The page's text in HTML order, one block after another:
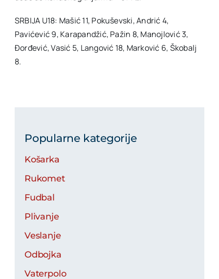
SRBIJA U18: Mašić 11, Pokuševski, Andrić 4,
Pavićević 9, Karapandžić, Pažin 8, Manojlović 3,
Đorđević, Vasić 5, Langović 18, Marković 6, Škobalj
8.
Popularne kategorije
Košarka
Rukomet
Fudbal
Plivanje
Veslanje
Odbojka
Vaterpolo